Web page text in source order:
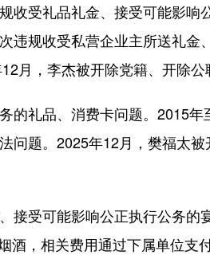
受礼品礼金、接受可能影响
规收受私营企业主所送礼
月，李杰被开除党籍、开除
礼品、消费卡问题。2015年
题。2025年12月，樊福太
受可能影响公正执行公务的
，相关费用通过下属单位